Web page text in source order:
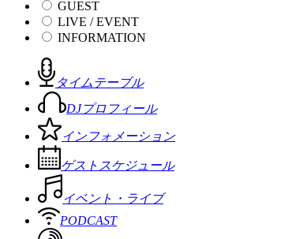
GUEST
LIVE / EVENT
INFORMATION
タイムテーブル
DJプロフィール
インフォメーション
ゲストスケジュール
イベント・ライブ
PODCAST